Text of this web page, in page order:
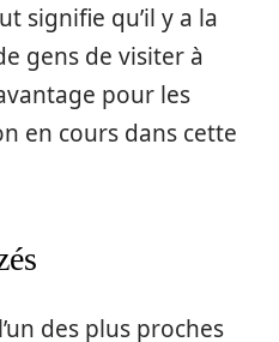
signifie qu’il y a la
gens de visiter à
pour les
en cours dans cette
des plus proches